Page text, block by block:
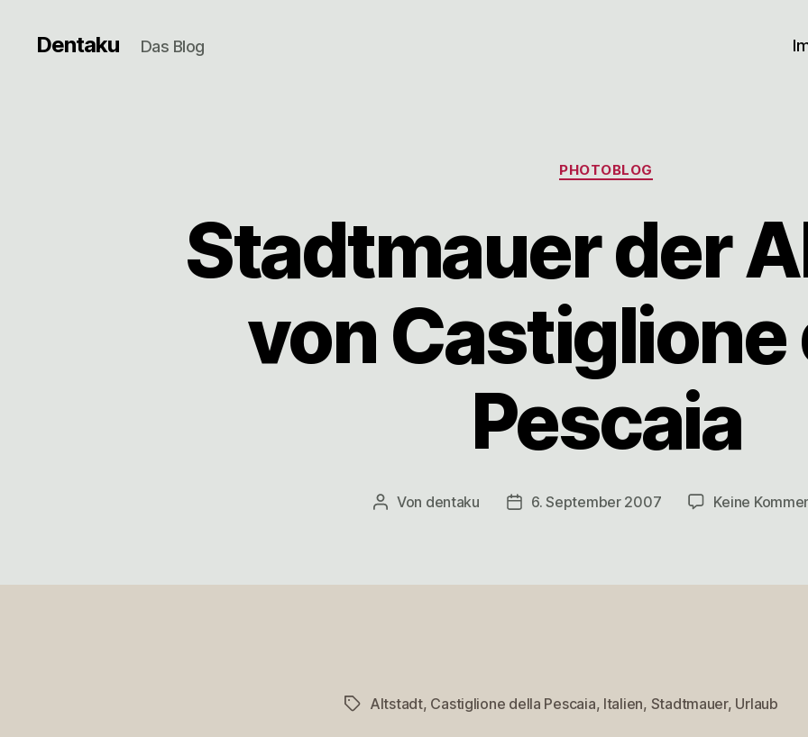
Dentaku Das Blog
Kategorien
PHOTOBLOG
Stadtmauer der
von Castiglione
Pescaia
Beitragsautor
Von dentaku Veröffentlichungsdatum
6. September 2007 Keine
Schlagwörter
Altstadt, Castiglione della Pescaia, Italien, Stadtmauer, Urlaub